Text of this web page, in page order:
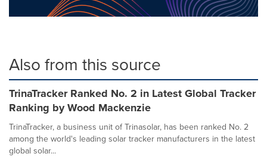
Also from this source
TrinaTracker Ranked No. 2 in Latest Global Tracker
Ranking by Wood Mackenzie
TrinaTracker, a business unit of Trinasolar, has been ranked No. 2
among the world's leading solar tracker manufacturers in the latest
global solar...